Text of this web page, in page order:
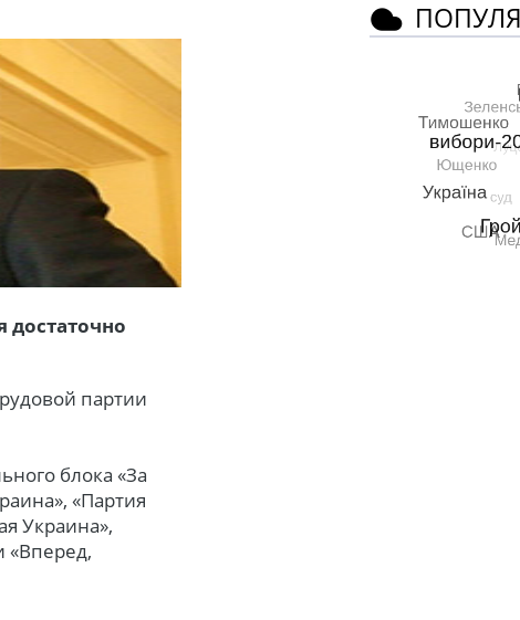
достаточно
партии
блока «За
«Партия
Украина»,
«Вперед,